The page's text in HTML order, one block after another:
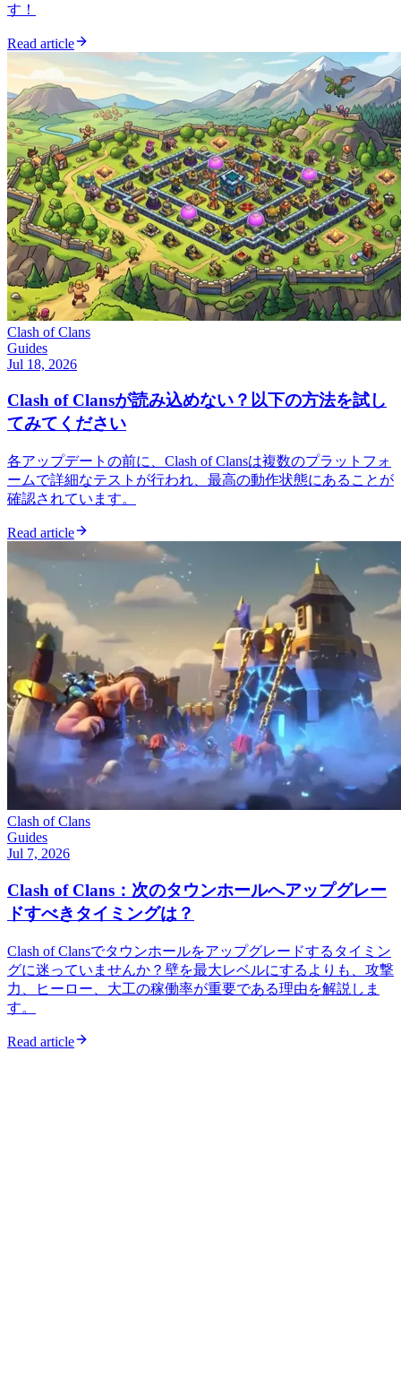
す！
Read article
Clash of Clans
Guides
Jul 18, 2026
Clash of Clansが読み込めない？以下の方法を試し
てみてください
各アップデートの前に、Clash of Clansは複数のプラットフォ
ームで詳細なテストが行われ、最高の動作状態にあることが
確認されています。
Read article
Clash of Clans
Guides
Jul 7, 2026
Clash of Clans：次のタウンホールへアップグレー
ドすべきタイミングは？
Clash of Clansでタウンホールをアップグレードするタイミン
グに迷っていませんか？壁を最大レベルにするよりも、攻撃
力、ヒーロー、大工の稼働率が重要である理由を解説しま
す。
Read article